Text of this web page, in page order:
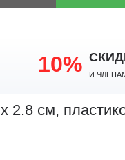
10% И
2.8 см,